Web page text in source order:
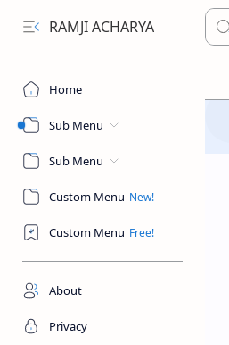
RAMJI ACHARYA
Home
Sub Menu
Sub Menu
Custom Menu
Custom Menu
About
Privacy